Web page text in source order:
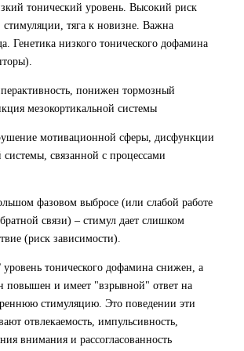
тонический уровень. Высокий риск
стимуляции, тяга к новизне. Важна
Генетика низкого тонического дофамина
понижен тормозный
мезокортикальной системы
мотивационной сферы, дисфункции
связанной с процессами
фазовом выбросе (или слабой работе
связи) – стимул дает слишком
(риск зависимости).
тонического дофамина снижен, а
повышен и имеет "взрывной" ответ на
стимуляцию. Это поведении эти
отвлекаемость, импульсивность,
внимания и рассогласованность